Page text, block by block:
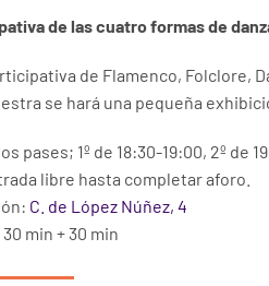
de las cuatro formas de
de Flamenco, Folclore,
se hará una pequeña
pases; 1º de 18:30-19:00, 2º de
libre hasta completar aforo.
C. de López Núñez, 4
min + 30 min